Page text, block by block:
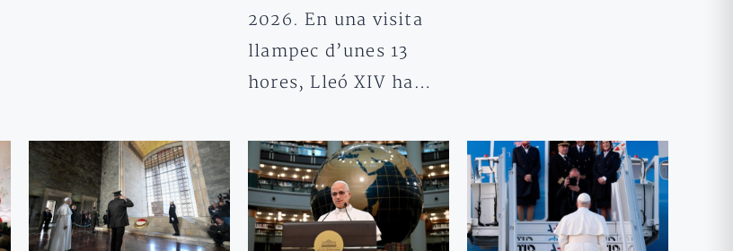
2026. En una visita
llampec d’unes 13
hores, Lleó XIV ha…